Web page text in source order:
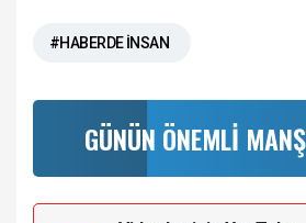
#HABERDE İNSAN
GÜNÜN ÖNEMLİ